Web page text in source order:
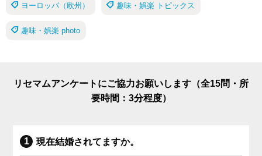
ヨーロッパ（欧州） 趣味・娯楽 トピックス
趣味・娯楽 photo
リセマムアンケートにご協力お願いします（全15問・所
要時間：3分程度）
現在結婚されてますか。